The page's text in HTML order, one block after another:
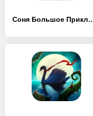
Соня Большое